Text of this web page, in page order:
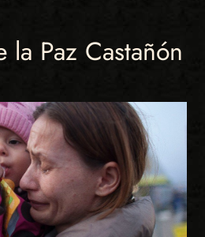
la Paz Castañón